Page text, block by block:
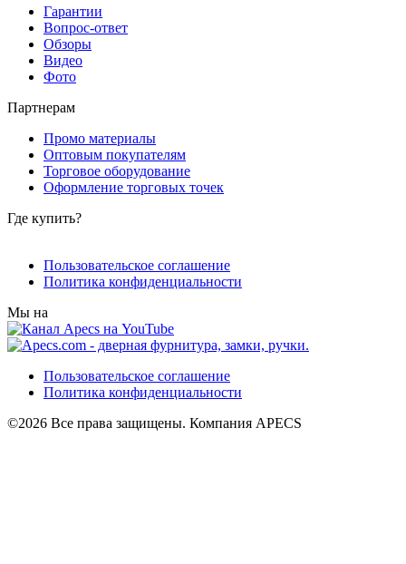
Гарантии
Вопрос-ответ
Обзоры
Видео
Фото
Партнерам
Промо материалы
Оптовым покупателям
Торговое оборудование
Оформление торговых точек
Где купить?
Пользовательское соглашение
Политика конфиденциальности
Мы на
Пользовательское соглашение
Политика конфиденциальности
©2026 Все права защищены. Компания APECS